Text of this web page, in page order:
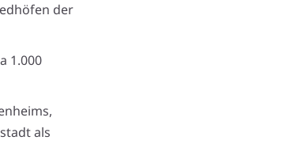
der
1.000
als